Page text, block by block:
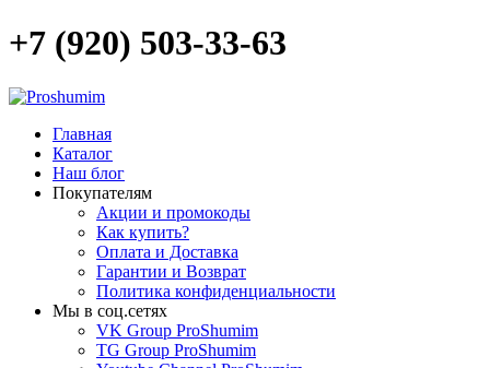
+7 (920) 503-33-63
Главная
Каталог
Наш блог
Покупателям
Акции и промокоды
Как купить?
Оплата и Доставка
Гарантии и Возврат
Политика конфиденциальности
Мы в соц.сетях
VK Group ProShumim
TG Group ProShumim